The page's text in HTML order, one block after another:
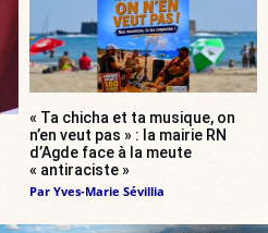
« Ta chicha et ta musique, on
n’en veut pas » : la mairie RN
d’Agde face à la meute
« antiraciste »
Par Yves-Marie Sévillia